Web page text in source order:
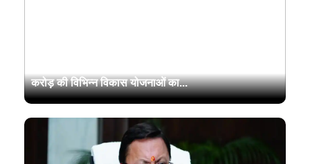
करोड़ की विभिन्न विकास योजनाओं का...